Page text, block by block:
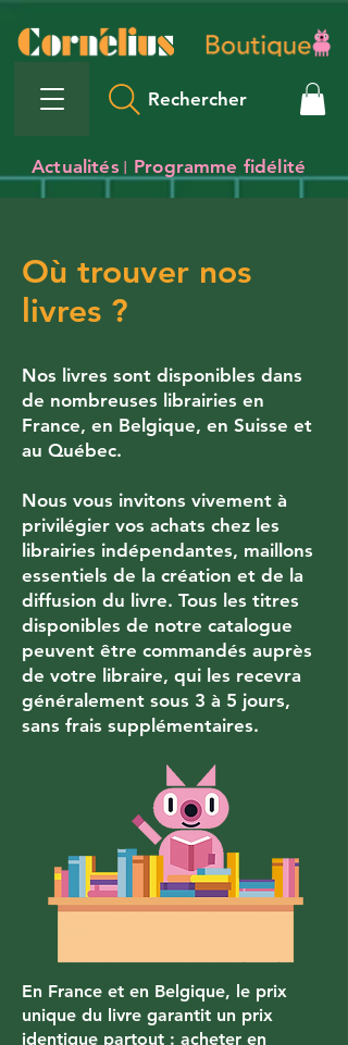
Rechercher
Programme fidélité
Actualités I
Où trouver nos
livres ?
Nos livres sont disponibles dans
de nombreuses librairies en
France, en Belgique, en Suisse et
au Québec.
Nous vous invitons vivement à
privilégier vos achats chez les
librairies indépendantes, maillons
essentiels de la création et de la
diffusion du livre. Tous les titres
disponibles de notre catalogue
peuvent être commandés auprès
de votre libraire, qui les recevra
généralement sous 3 à 5 jours,
sans frais supplémentaires.
En France et en Belgique, le prix
unique du livre garantit un prix
identique partout : acheter en